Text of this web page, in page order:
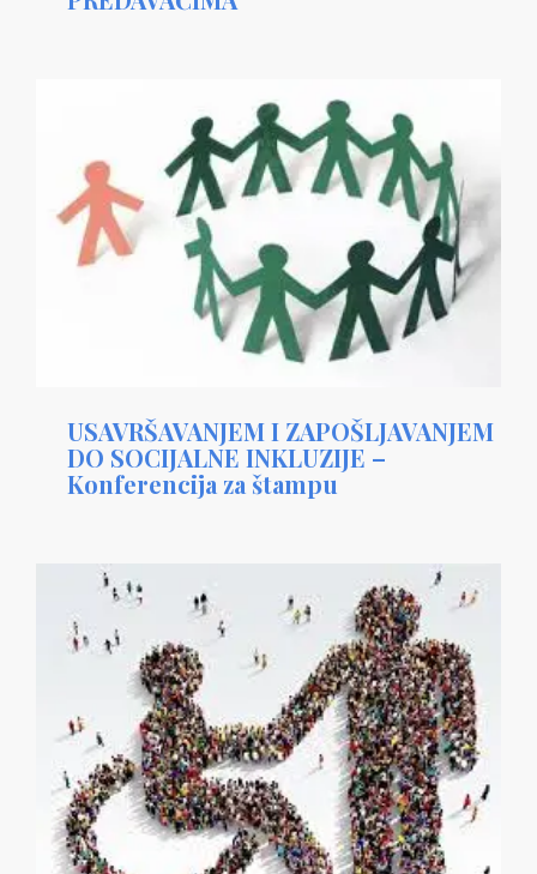
USAVRŠAVANJEM I ZAPOŠLJAVANJEM
DO SOCIJALNE INKLUZIJE –
Konferencija za štampu